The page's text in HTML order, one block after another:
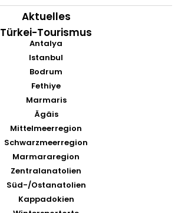
Aktuelles
Türkei-Tourismus
Antalya
Istanbul
Bodrum
Fethiye
Marmaris
Ägäis
Mittelmeerregion
Schwarzmeerregion
Marmararegion
Zentralanatolien
Süd-/Ostanatolien
Kappadokien